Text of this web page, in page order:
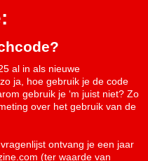
al in als nieuwe
ja, hoe gebruik je de code
gebruik je ‘m juist niet? Zo
over het gebruik van de
ontvang je een jaar
(ter waarde van